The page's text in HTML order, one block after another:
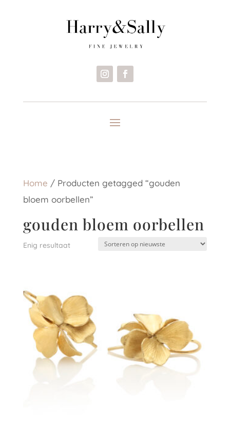
Home / Producten getagged “gouden
bloem oorbellen”
gouden bloem oorbellen
Enig resultaat